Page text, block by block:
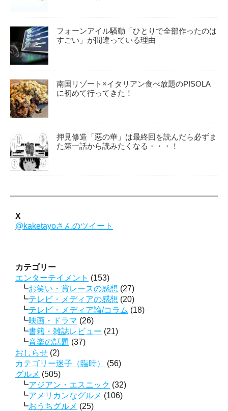
フォーンアイル騒動「ひとりで全部作ったのは
すごい」が間違っている理由
南国リゾート×イタリアン食べ放題のPISOLA
に初めて行ってきた！
押見修造「惡の華」は最終回を読んだら必ずま
た第一話から読みたくなる・・・！
X
@kaketayoさんのツイート
カテゴリー
エンターテイメント (153)
お笑い・賞レースの感想 (27)
テレビ・メディアの感想 (20)
テレビ・メディア論/コラム (18)
映画・ドラマ (26)
書籍・雑誌レビュー (21)
音楽の話題 (37)
おしらせ (2)
カテゴリー迷子（臨時）
(56)
グルメ (505)
アジアン・エスニック (32)
アメリカンなグルメ (106)
おうちグルメ (25)